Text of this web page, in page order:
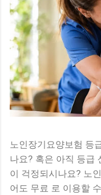
노인장기요양보험 등
나요? 혹은 아직 등급
이 걱정되시나요? 노
어도 무료 로 이용할